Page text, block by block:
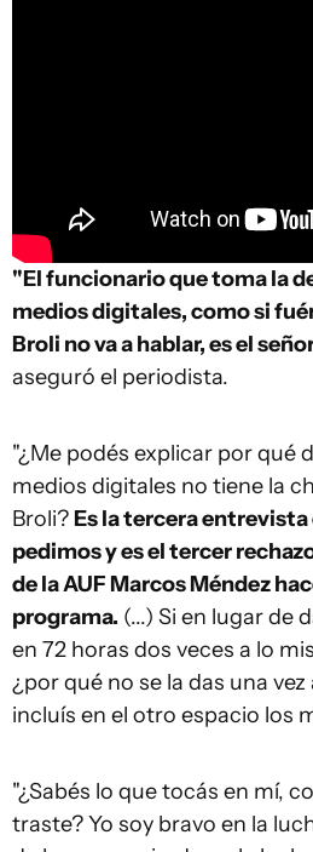
"El funcionario que toma la
medios digitales, como si
Broli no va a hablar, es el
aseguró el periodista.
"¿Me podés explicar por qué
medios digitales no tiene la
Broli? Es la tercera
pedimos y es el tercer
de la AUF Marcos Méndez
programa. (...) Si en lugar de
en 72 horas dos veces a lo
¿por qué no se la das una
incluís en el otro espacio los
"¿Sabés lo que tocás en mí,
traste? Yo soy bravo en la